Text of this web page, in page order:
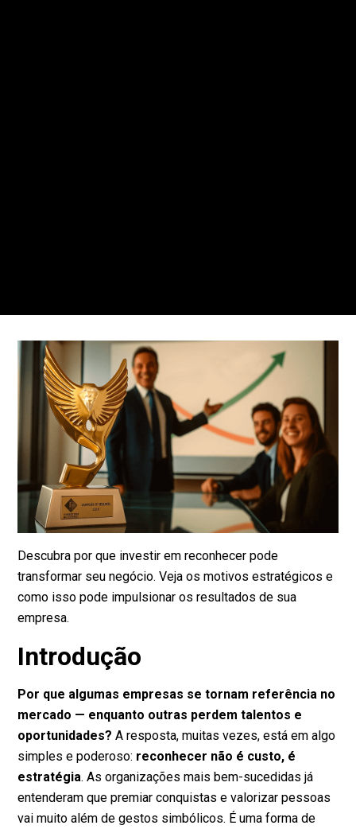
Descubra por que investir em reconhecer pode
transformar seu negócio. Veja os motivos estratégicos e
como isso pode impulsionar os resultados de sua
empresa.
Introdução
Por que algumas empresas se tornam referência no
mercado — enquanto outras perdem talentos e
oportunidades? A resposta, muitas vezes, está em algo
simples e poderoso: reconhecer não é custo, é
estratégia. As organizações mais bem-sucedidas já
entenderam que premiar conquistas e valorizar pessoas
vai muito além de gestos simbólicos. É uma forma de